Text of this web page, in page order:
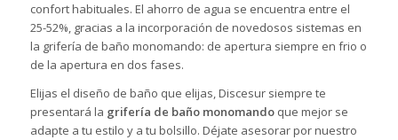
confort habituales. El ahorro de agua se encuentra entre el
25-52%, gracias a la incorporación de novedosos sistemas en
la grifería de baño monomando: de apertura siempre en frio o
de la apertura en dos fases.
Elijas el diseño de baño que elijas, Discesur siempre te
presentará la grifería de baño monomandoque mejor se
adapte a tu estilo y a tu bolsillo. Déjate asesorar por nuestro